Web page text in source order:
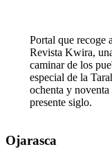
Portal que recoge
Revista Kwira,
caminar de los
especial de la
ochenta y
presente siglo.
Ojarasca